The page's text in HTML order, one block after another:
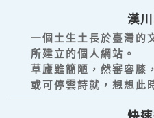
漢
一個土生土長於臺灣的
所建立的個人網站。
草廬雖簡陋，然審容膝
或可停雲詩就，想想此